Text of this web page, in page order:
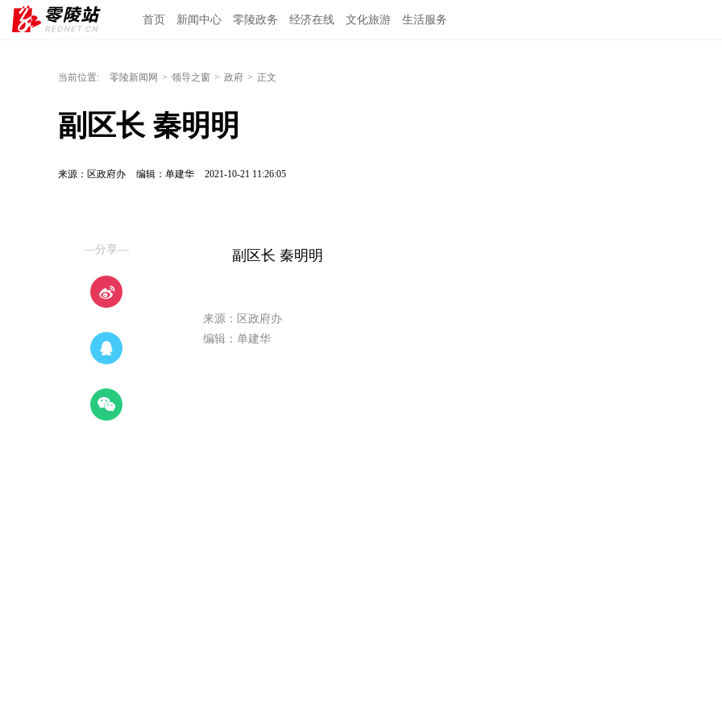
首页 新闻中心 零陵政务 经济在线 文化旅游 生活服务
当前位置: 零陵新闻网 > 领导之窗 > 政府 > 正文
副区长 秦明明
来源：区政府办 编辑：单建华 2021-10-21 11:26:05
—分享— 副区长 秦明明
来源：区政府办
编辑：单建华